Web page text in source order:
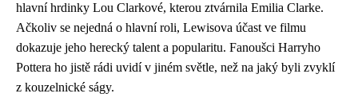
hlavní hrdinky Lou Clarkové, kterou ztvárnila Emilia Clarke.
Ačkoliv se nejedná o hlavní roli, Lewisova účast ve filmu
dokazuje jeho herecký talent a popularitu. Fanoušci Harryho
Pottera ho jistě rádi uvidí v jiném světle, než na jaký byli zvyklí
z kouzelnické ságy.